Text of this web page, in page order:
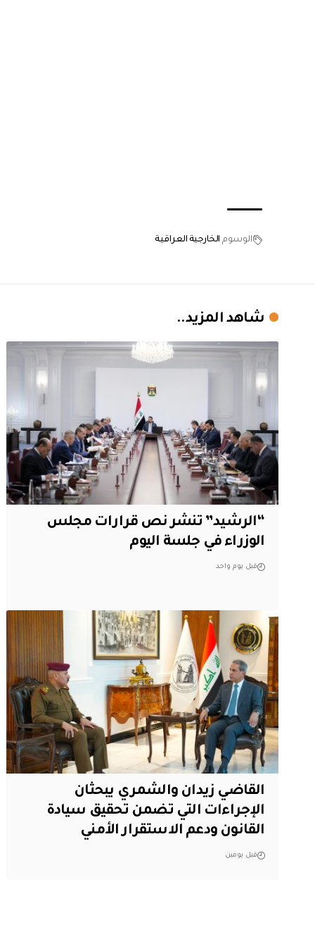
الوسوم الخارجية العراقية
شاهد المزيد..
“الرشيد” تنشر نص قرارات مجلس
الوزراء في جلسة اليوم
قبل يوم واحد
القاضي زيدان والشمري يبحثان
الإجراءات التي تضمن تحقيق سيادة
القانون ودعم الاستقرار الأمني
قبل يومين